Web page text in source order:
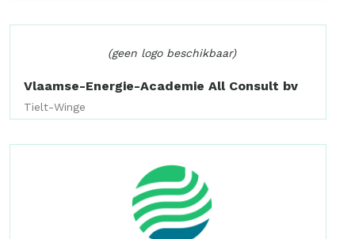
(geen logo beschikbaar)
Vlaamse-Energie-Academie All Consult bv
Tielt-Winge